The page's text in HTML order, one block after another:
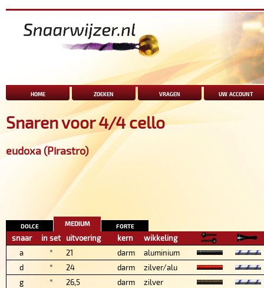
home zoeken vragen uw account
Snaren voor 4/4 cello
eudoxa (Pirastro)
dolce medium forte
snaar in set uitvoering kern
wikkeling
a
* 21 darm
aluminium
d
* 24 darm
zilver/alu
g
* 26,5 darm
zilver